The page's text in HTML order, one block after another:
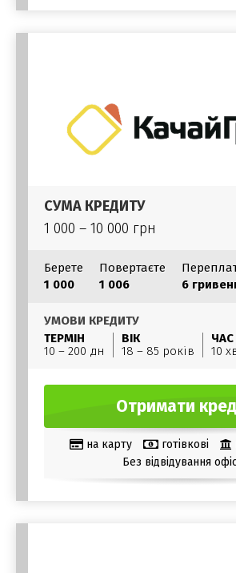
СУМА КРЕДИТУ
1 000 – 10 000 грн
Берете
1 000
Повертаєте
1 006
6
УМОВИ КРЕДИТУ
ТЕРМІН
10 – 200 дн
ВІК
18 – 85 років
ЧАС
10
Отримати
на карту готівкові
Без відвідування